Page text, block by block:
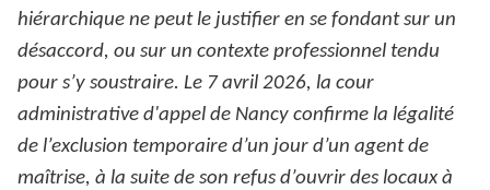
hiérarchique ne peut le justifier en se fondant sur un
désaccord, ou sur un contexte professionnel tendu
pour s’y soustraire. Le 7 avril 2026, la cour
administrative d'appel de Nancy confirme la légalité
de l’exclusion temporaire d’un jour d’un agent de
maîtrise, à la suite de son refus d’ouvrir des locaux à